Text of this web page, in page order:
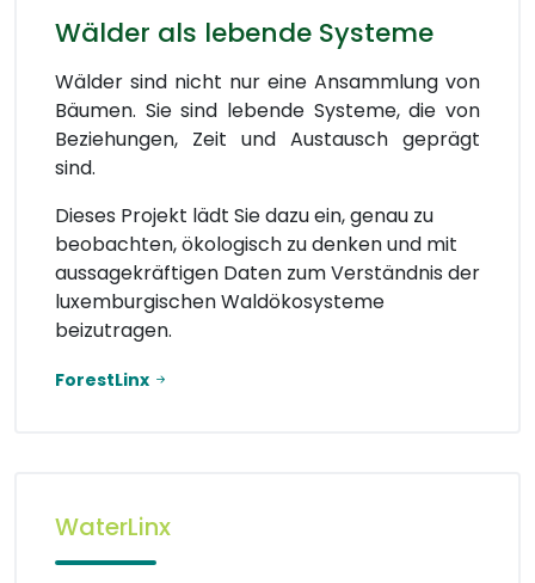
Wälder als lebende Systeme
Wälder sind nicht nur eine Ansammlung von
Bäumen. Sie sind lebende Systeme, die von
Beziehungen, Zeit und Austausch geprägt
sind.
Dieses Projekt lädt Sie dazu ein, genau zu
beobachten, ökologisch zu denken und mit
aussagekräftigen Daten zum Verständnis der
luxemburgischen Waldökosysteme
beizutragen.
ForestLinx
WaterLinx